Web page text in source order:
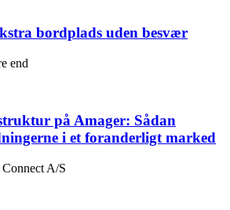
bordplads uden besvær
end
på Amager: Sådan
i et foranderligt marked
A/S